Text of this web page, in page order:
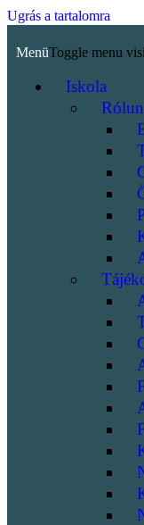
Ugrás a tartalomra
MenüToggle menu
Iskola